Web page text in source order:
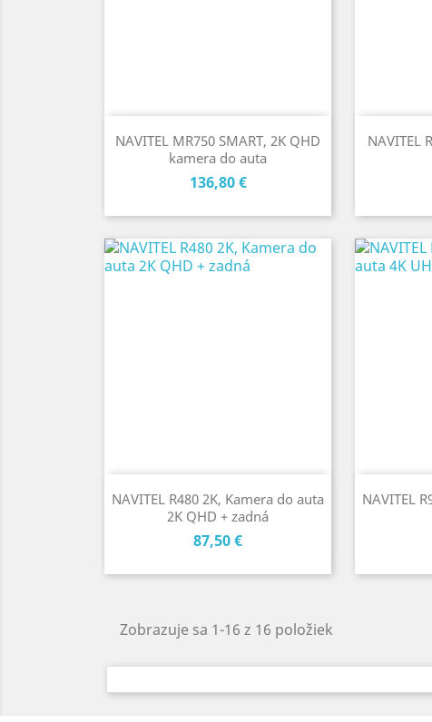
NAVITEL MR750 SMART, 2K QHD
kamera do auta
Cena
136,80 €
NAVITEL
NAVITEL R480 2K, Kamera do auta
2K QHD + zadná
Cena
87,50 €
NAVITEL
Zobrazuje sa 1-16 z 16 položiek